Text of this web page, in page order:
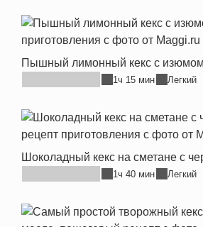
Пышный лимонный кекс с изюмом
1ч 15 мин Легкий
Шоколадный кекс на сметане с
1ч 40 мин Легкий